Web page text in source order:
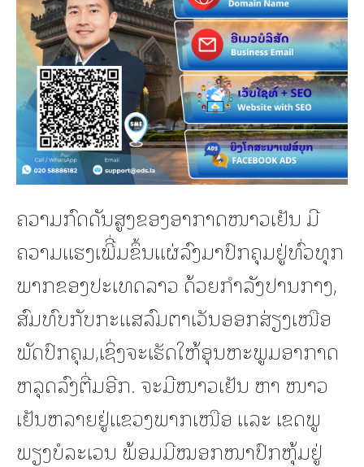
ຄວາມກົດດັນສູງຂອງອາກາດໜາວເຢັນ ມີ
ຄວາມແຮງເພີີ່ມຂຶ້ນແຜ່ລົງມາປົກຄຸມຢູ່ທົ່ວທຸກ
ພາກຂອງປະເທດລາວ ດ້ວຍກໍາລັງປານກາງ,
ສົມທົບກັບກະແສລົມຕາເວັນອອກສ່ຽງເໜືອ
ພັດປົກຄຸມ,ເຊິ່ງຈະເຮັດໃຫ້ອຸນຫະພູມອາກາດ
ຫລຸດລົງຕື່ມອີກ. ຈະມີໜາວເຢັນ ຫາ ໜາວ
ເຢັນຫລາຍຢູ່ແຂວງພາກເໜືອ ແລະ ເຂດພູ
ພຽງບໍລະເວນ ພ້ອມມີໝອກໜາປົກຫຸ້ມຢູ່